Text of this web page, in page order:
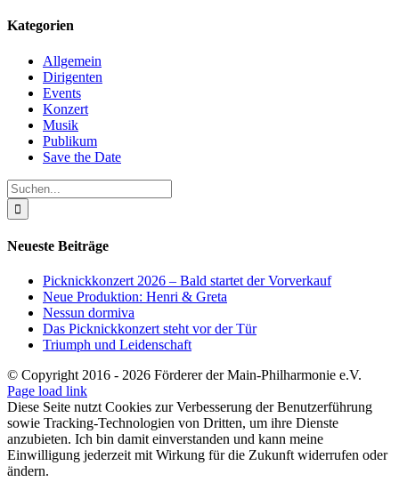
Kategorien
Allgemein
Dirigenten
Events
Konzert
Musik
Publikum
Save the Date
Suche
nach:
Neueste Beiträge
Picknickkonzert 2026 – Bald startet der Vorverkauf
Neue Produktion: Henri & Greta
Nessun dormiva
Das Picknickkonzert steht vor der Tür
Triumph und Leidenschaft
© Copyright 2016 - 2026 Förderer der Main-Philharmonie e.V.
Instagram
Facebook
SoundCloud
Page load link
Diese Seite nutzt Cookies zur Verbesserung der Benutzerführung
sowie Tracking-Technologien von Dritten, um ihre Dienste
anzubieten. Ich bin damit einverstanden und kann meine
Einwilligung jederzeit mit Wirkung für die Zukunft widerrufen oder
ändern.